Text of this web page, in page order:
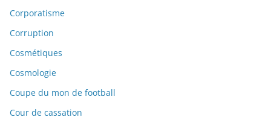
Corporatisme
Corruption
Cosmétiques
Cosmologie
Coupe du mon de football
Cour de cassation